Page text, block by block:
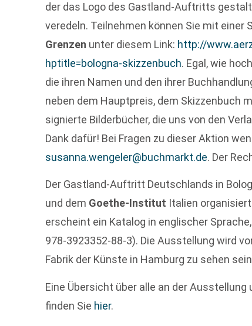
der das Logo des Gastland-Auftritts
veredeln. Teilnehmen können Sie mit einer
Grenzen unter diesem Link: http://
hptitle=bologna-skizzenbuch. Egal, wie
die ihren Namen und den ihrer
neben dem Hauptpreis, dem Skizzenbuch
signierte Bilderbücher, die uns von den
Dank dafür! Bei Fragen zu dieser Aktion
susanna.wengeler@buchmarkt.de. Der
Der Gastland-Auftritt Deutschlands in
und dem Goethe-Institut Italien
erscheint ein Katalog in englischer
978-3923352-88-3). Die Ausstellung wird
Fabrik der Künste in Hamburg zu sehen
Eine Übersicht über alle an der
finden Sie hier.